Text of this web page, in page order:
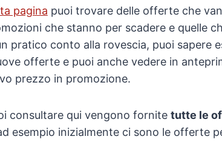
pagina puoi trovare delle offerte che
che stanno per scadere e quelle
pratico conto alla rovescia, puoi sapere
offerte e puoi anche vedere in
prezzo in promozione.
consultare qui vengono fornite tutte le
esempio inizialmente ci sono le offerte